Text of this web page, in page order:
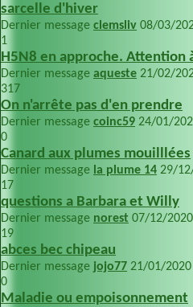
sarcelle d'hiver
Dernier message clemsliv 08/03/
1
H5N8 en approche. Attention
Dernier message aqueste 21/02/
317
On n'arrête pas d'en prendre
Dernier message coinc59 24/01/
0
Canard aux plumes mouilllées
Dernier message la plume 14 29/
17
questions a Barbara et Willy
Dernier message norest 07/12/
19
abces bec chipeau
Dernier message jojo77 21/01/
0
Maladie ou empoisonnement